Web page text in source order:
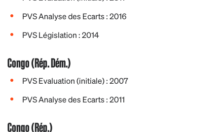
PVS Analyse des Ecarts : 2016
PVS Législation : 2014
Congo (Rép. Dém.)
PVS Evaluation (initiale) : 2007
PVS Analyse des Ecarts : 2011
Congo (Rép.)